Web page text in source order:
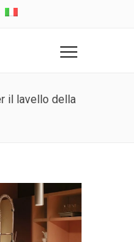
il lavello della